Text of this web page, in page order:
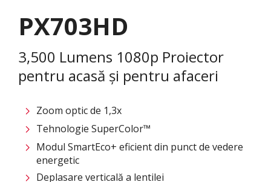
PX703HD
3,500 Lumens 1080p Proiector
pentru acasă și pentru afaceri
Zoom optic de 1,3x
Tehnologie SuperColor™
Modul SmartEco+ eficient din punct de vedere
energetic
Deplasare verticală a lentilei